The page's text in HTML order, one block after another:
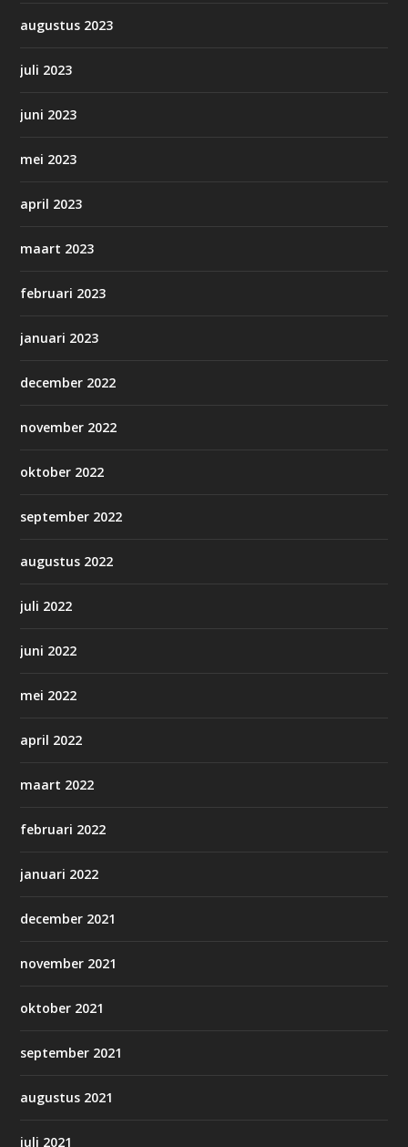
augustus 2023
juli 2023
juni 2023
mei 2023
april 2023
maart 2023
februari 2023
januari 2023
december 2022
november 2022
oktober 2022
september 2022
augustus 2022
juli 2022
juni 2022
mei 2022
april 2022
maart 2022
februari 2022
januari 2022
december 2021
november 2021
oktober 2021
september 2021
augustus 2021
juli 2021